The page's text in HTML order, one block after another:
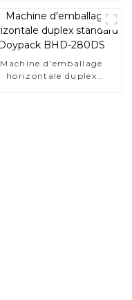
Machine d'emballage
horizontale duplex